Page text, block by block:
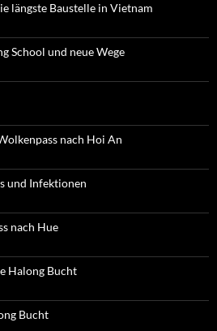
längste Baustelle in Vietnam
School und neue Wege
nach Hoi An
und Infektionen
nach Hue
Halong Bucht
Bucht